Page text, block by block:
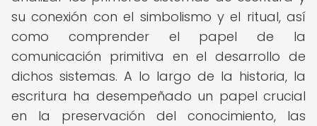
su conexión con el simbolismo y el ritual, así
como comprender el papel de la
comunicación primitiva en el desarrollo de
dichos sistemas. A lo largo de la historia, la
escritura ha desempeñado un papel crucial
en la preservación del conocimiento, las